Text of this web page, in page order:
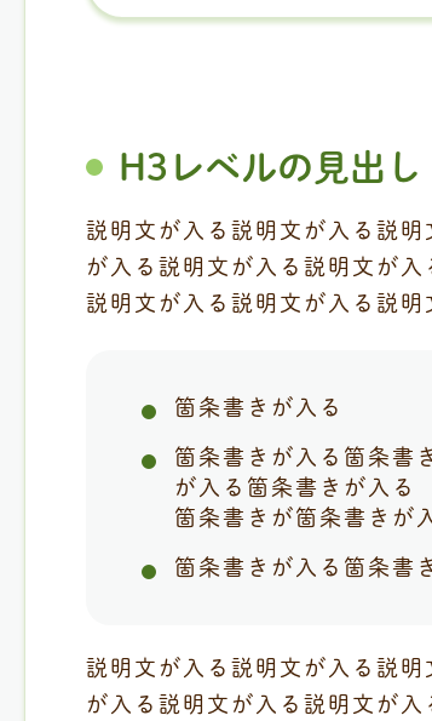
H3レベルの見出し
説明文が入る説明文が入る説
が入る説明文が入る説明文が
説明文が入る説明文が入る説明
箇条書きが入る
箇条書きが入る箇条書
が入る箇条書きが入る
箇条書きが箇条書きが
箇条書きが入る箇条書
説明文が入る説明文が入る説明
が入る説明文が入る説明文が入